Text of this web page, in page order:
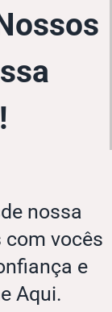
nossa
vocês
e
Aqui.